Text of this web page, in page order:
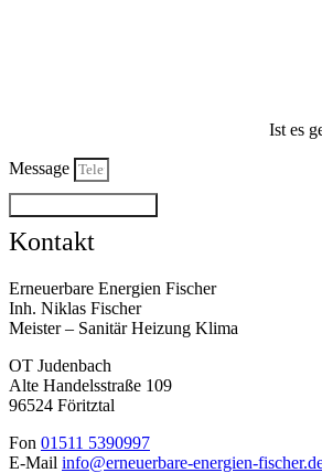
Ist es
Message
Kontakt
Erneuerbare Energien Fischer
Inh. Niklas Fischer
Meister – Sanitär Heizung Klima
OT Judenbach
Alte Handelsstraße 109
96524 Föritztal
Fon 01511 5390997
E-Mail info@erneuerbare-energien-